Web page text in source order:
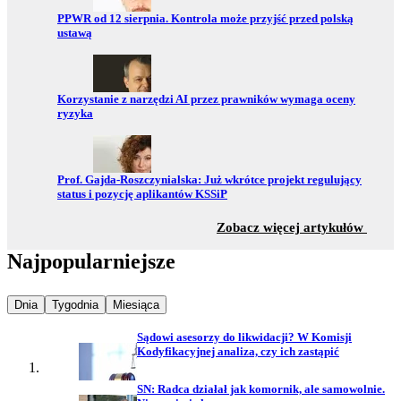
Przejdź do:
PPWR od 12 sierpnia. Kontrola może przyjść przed polską
ustawą
Przejdź do:
Korzystanie z narzędzi AI przez prawników wymaga oceny
ryzyka
Przejdź do:
Prof. Gajda-Roszczynialska: Już wkrótce projekt regulujący
status i pozycję aplikantów KSSiP
Zobacz więcej artykułów
Najpopularniejsze
Najpopularniejsze wiadomości z
Dnia Najpopularniejsze wiadomości z
Tygodnia Najpopularniejsze wiadomości z
Miesiąca
Sądowi asesorzy do likwidacji? W Komisji
Kodyfikacyjnej analiza, czy ich zastąpić
SN: Radca działał jak komornik, ale samowolnie.